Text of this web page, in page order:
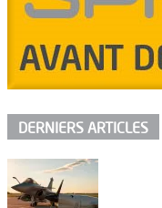
DERNIERS ARTICLES